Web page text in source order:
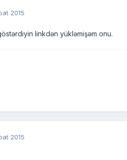
2015
linkdən yükləmişəm onu.
2015